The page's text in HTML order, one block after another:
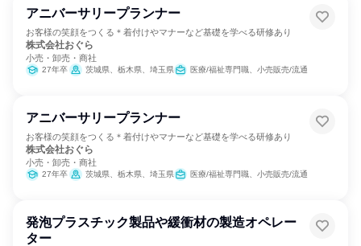
アニバーサリープランナー
お客様の笑顔をつくる＊着付けやマナーなど基礎を学べる研修あり
株式会社おぐら
小売・卸売・商社
27年卒 茨城県、栃木県、埼玉県 医療/福祉専門職、小売販売/流通
アニバーサリープランナー
お客様の笑顔をつくる＊着付けやマナーなど基礎を学べる研修あり
株式会社おぐら
小売・卸売・商社
27年卒 茨城県、栃木県、埼玉県 医療/福祉専門職、小売販売/流通
発泡プラスチック製品や緩衝材の製造オペレー
ター